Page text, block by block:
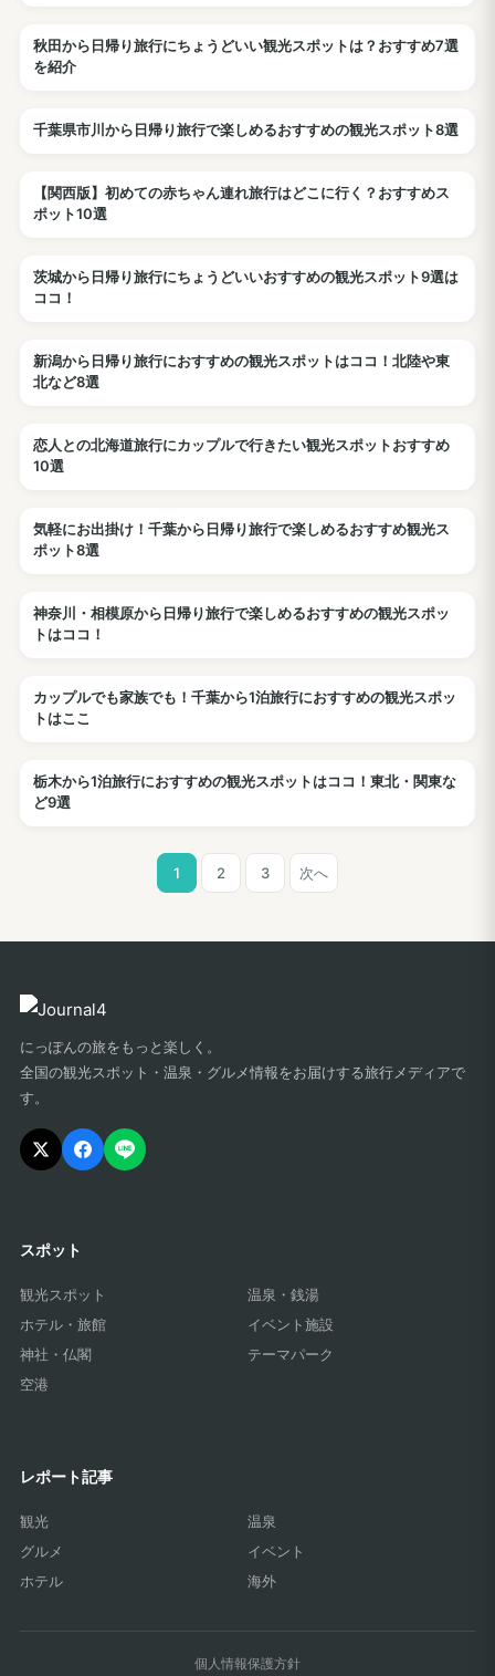
観光
秋田から日帰り旅行にちょうどいい観光スポットは？おすすめ7選
を紹介
観光
千葉県市川から日帰り旅行で楽しめるおすすめの観光スポット8選
観光
【関西版】初めての赤ちゃん連れ旅行はどこに行く？おすすめス
ポット10選
観光
茨城から日帰り旅行にちょうどいいおすすめの観光スポット9選は
ココ！
観光
新潟から日帰り旅行におすすめの観光スポットはココ！北陸や東
北など8選
観光
恋人との北海道旅行にカップルで行きたい観光スポットおすすめ
10選
観光
気軽にお出掛け！千葉から日帰り旅行で楽しめるおすすめ観光ス
ポット8選
観光
神奈川・相模原から日帰り旅行で楽しめるおすすめの観光スポッ
トはココ！
観光
カップルでも家族でも！千葉から1泊旅行におすすめの観光スポッ
トはここ
観光
栃木から1泊旅行におすすめの観光スポットはココ！東北・関東な
ど9選
投
ナ
ー
1 2 3 次へ
にっぽんの旅をもっと楽しく。
全国の観光スポット・温泉・グルメ情報をお届けする旅行メディアで
す。
スポット
観光スポット
温泉・銭湯
ホテル・旅館
イベント施設
神社・仏閣
テーマパーク
空港
レポート記事
観光
温泉
グルメ
イベント
ホテル
海外
個人情報保護方針